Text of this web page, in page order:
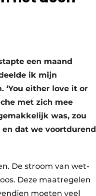
een maand
ik mijn
either love it or
met zich mee
was, zou
en dat we voortdurend
De stroom van wet-
Deze maatregelen
moeten veel